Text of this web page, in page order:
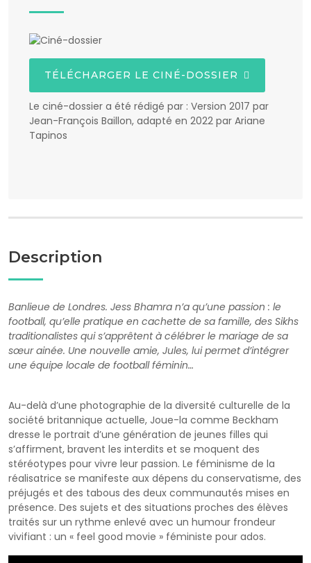
TÉLÉCHARGER LE CINÉ-DOSSIER
Le ciné-dossier a été rédigé par : Version 2017 par
Jean-François Baillon, adapté en 2022 par Ariane
Tapinos
Description
Banlieue de Londres. Jess Bhamra n’a qu’une passion : le
football, qu’elle pratique en cachette de sa famille, des Sikhs
traditionalistes qui s’apprêtent à célébrer le mariage de sa
sœur ainée. Une nouvelle amie, Jules, lui permet d’intégrer
une équipe locale de football féminin…
Au-delà d’une photographie de la diversité culturelle de la
société britannique actuelle, Joue-la comme Beckham
dresse le portrait d’une génération de jeunes filles qui
s’affirment, bravent les interdits et se moquent des
stéréotypes pour vivre leur passion. Le féminisme de la
réalisatrice se manifeste aux dépens du conservatisme, des
préjugés et des tabous des deux communautés mises en
présence. Des sujets et des situations proches des élèves
traités sur un rythme enlevé avec un humour frondeur
vivifiant : un « feel good movie » féministe pour ados.